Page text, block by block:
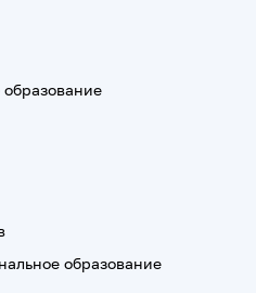
образование